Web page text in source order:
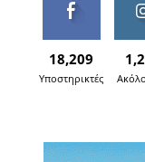
18,209
Υποστηρικτές